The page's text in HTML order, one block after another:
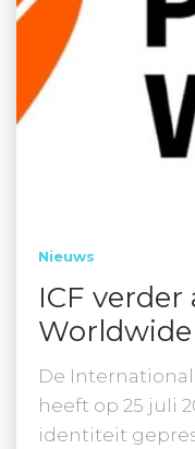
Nieuws
ICF verder
Worldwide
De International
heeft op 25 juli
identiteit